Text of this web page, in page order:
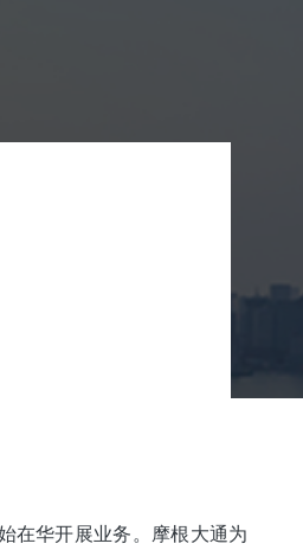
在华开展业务。摩根大通为